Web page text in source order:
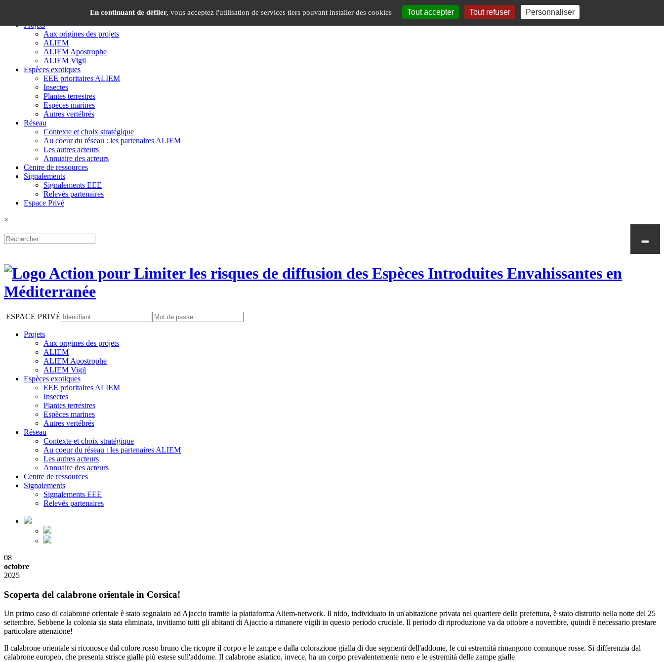
Projets
Aux origines des projets
ALIEM
ALIEM Apostrophe
ALIEM Vigil
Espèces exotiques
EEE prioritaires ALIEM
Insectes
Plantes terrestres
Espèces marines
Autres vertébrés
Réseau
Contexte et choix stratégique
Au coeur du réseau : les partenaires ALIEM
Les autres acteurs
Annuaire des acteurs
Centre de ressources
Signalements
Signalements EEE
Relevés partenaires
Espace Privé
×
ESPACE PRIVÉ
Projets
Aux origines des projets
ALIEM
ALIEM Apostrophe
ALIEM Vigil
Espèces exotiques
EEE prioritaires ALIEM
Insectes
Plantes terrestres
Espèces marines
Autres vertébrés
Réseau
Contexte et choix stratégique
Au coeur du réseau : les partenaires ALIEM
Les autres acteurs
Annuaire des acteurs
Centre de ressources
Signalements
Signalements EEE
Relevés partenaires
08
octobre
2025
Scoperta del calabrone orientale in Corsica!
Un primo caso di calabrone orientale è stato segnalato ad Ajaccio tramite la piattaforma Aliem-network. Il nido, individuato in un'abitazione privata nel quartiere della prefettura, è stato distrutto nella notte del 25
settembre. Sebbene la colonia sia stata eliminata, invitiamo tutti gli abitanti di Ajaccio a rimanere vigili in questo periodo cruciale. Il periodo di riproduzione va da ottobre a novembre, quindi è necessario prestare
particolare attenzione!
Il calabrone orientale si riconosce dal colore rosso bruno che ricopre il corpo e le zampe e dalla colorazione gialla di due segmenti dell'addome, le cui estremità rimangono comunque rosse. Si differenzia dal
calabrone europeo, che presenta strisce gialle più estese sull'addome. Il calabrone asiatico, invece, ha un corpo prevalentemente nero e le estremità delle zampe gialle
En continuant de défiler, vous acceptez l'utilisation de services tiers pouvant installer des cookies Tout accepter Tout refuser Personnaliser